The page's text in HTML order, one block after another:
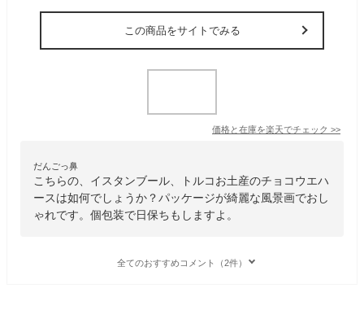
この商品をサイトでみる
価格と在庫を楽天でチェック >>
だんごっ鼻
こちらの、イスタンブール、トルコお土産のチョコウエハ
ースは如何でしょうか？パッケージが綺麗な風景画でおし
ゃれです。個包装で日保ちもしますよ。
全てのおすすめコメント（2件）